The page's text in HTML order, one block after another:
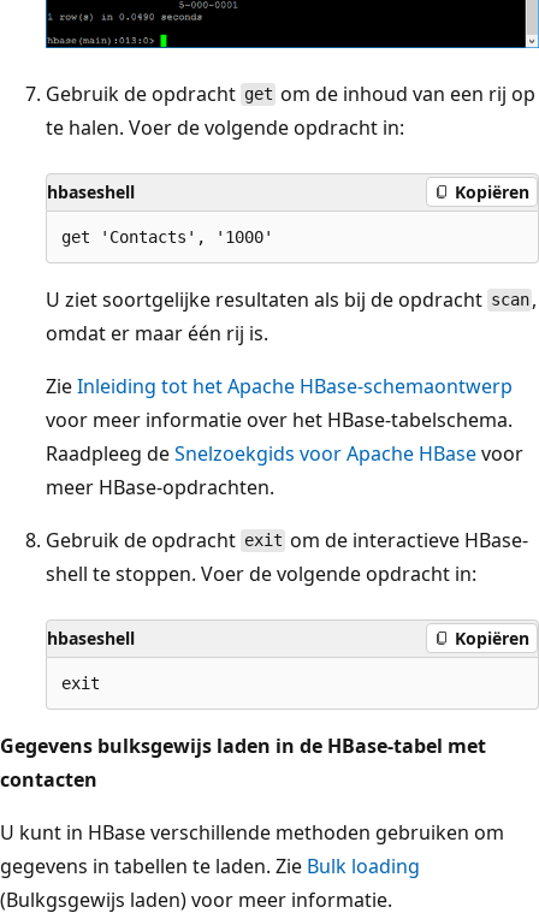
Gebruik de opdracht get om de inhoud van een rij op
te halen. Voer de volgende opdracht in:
hbaseshell Kopiëren
U ziet soortgelijke resultaten als bij de opdracht scan ,
omdat er maar één rij is.
ZieInleiding tot het Apache HBase-schemaontwerp
voor meer informatie over het HBase-tabelschema.
Raadpleeg deSnelzoekgids voor Apache HBasevoor
meer HBase-opdrachten.
Gebruik de opdracht exit om de interactieve HBase-
shell te stoppen. Voer de volgende opdracht in:
hbaseshell Kopiëren
Gegevens bulksgewijs laden in de HBase-tabel met
contacten
U kunt in HBase verschillende methoden gebruiken om
gegevens in tabellen te laden. Zie Bulk loading
(Bulkgsgewijs laden) voor meer informatie.